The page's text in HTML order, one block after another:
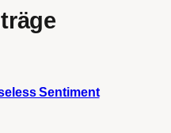
Sentiment